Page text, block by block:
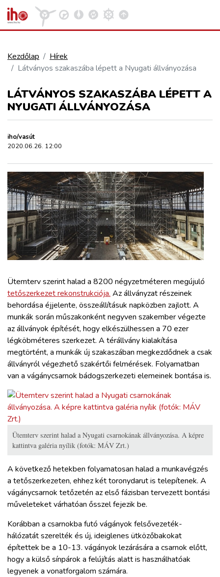
VASÚT
KÖZÚT
REPÜLÉS
KÖZLEKEDÉSFEJLESZTÉS
ELLÁTÁSI LÁNC
ZÖLDÚT
HAJÓZÁS
BLOG
ARCHÍVUM
WEBSHOP
BELÉPÉS
REGISZTRÁCIÓ
Kosár megtekintése
Kezdőlap
Hírek
Látványos szakaszába lépett a Nyugati állványozása
LÁTVÁNYOS SZAKASZÁBA LÉPETT A
NYUGATI ÁLLVÁNYOZÁSA
iho/vasút
2020.06.26. 12:00
Ütemterv szerint halad a 8200 négyzetméteren megújuló
tetőszerkezet rekonstrukciója. Az állványzat részeinek
behordása éjjelente, összeállításuk napközben zajlott. A
munkák során műszakonként negyven szakember végezte
az állványok építését, hogy elkészülhessen a 70 ezer
légköbméteres szerkezet. A térállvány kialakítása
megtörtént, a munkák új szakaszában megkezdődnek a csak
állványról végezhető szakértői felmérések. Folyamatban
van a vágánycsarnok bádogszerkezeti elemeinek bontása is.
Ütemterv szerint halad a Nyugati csarnokának állványozása. A képre
kattintva galéria nyílik (fotók: MÁV Zrt.)
A következő hetekben folyamatosan halad a munkavégzés
a tetőszerkezeten, ehhez két toronydarut is telepítenek. A
vágánycsarnok tetőzetén az első fázisban tervezett bontási
műveleteket várhatóan ősszel fejezik be.
Korábban a csarnokba futó vágányok felsővezeték-
hálózatát szerelték és új, ideiglenes ütközőbakokat
építettek be a 10-13. vágányok lezárására a csarnok előtt,
hogy a külső sínpárok a felújítás alatt is használhatóak
legyenek a vonatforgalom számára.